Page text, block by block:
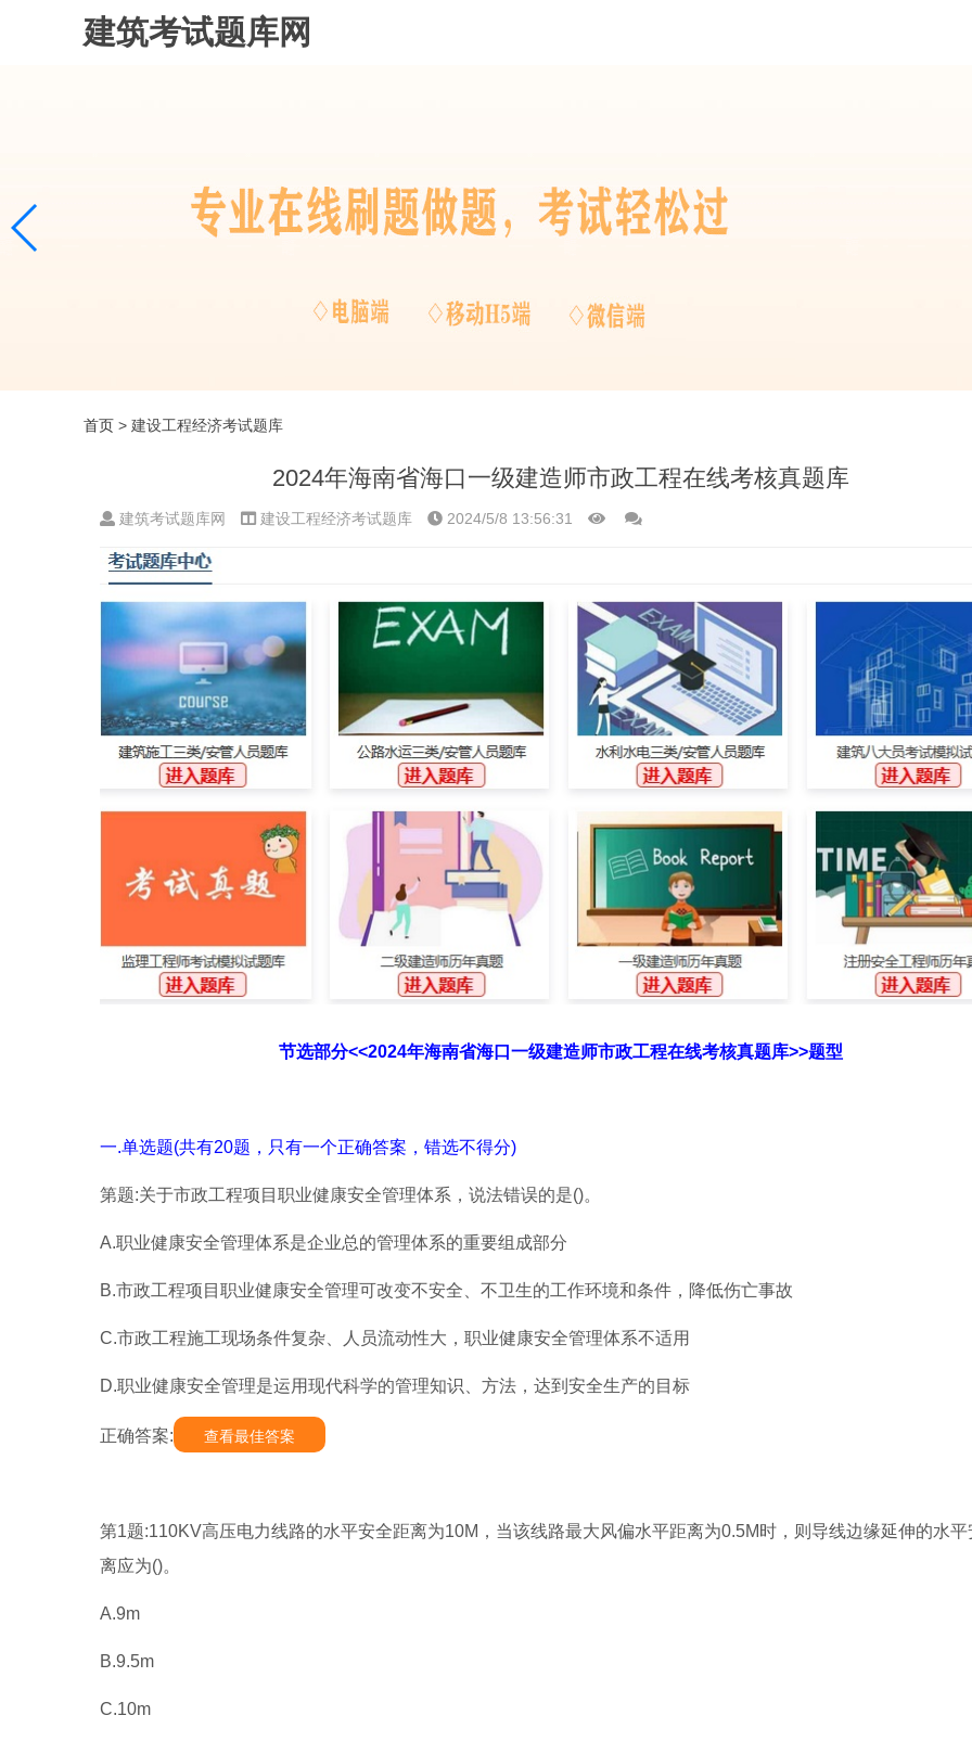
建筑考试题库网
首页 > 建设工程经济考试题库
2024年海南省海口一级建造师市政工程在线考核真题库
建筑考试题库网 建设工程经济考试题库 2024/5/8 13:56:31
节选部分<<2024年海南省海口一级建造师市政工程在线考核真题库>>题型
一.单选题(共有20题，只有一个正确答案，错选不得分)
第题:关于市政工程项目职业健康安全管理体系，说法错误的是()。
A.职业健康安全管理体系是企业总的管理体系的重要组成部分
B.市政工程项目职业健康安全管理可改变不安全、不卫生的工作环境和条件，降低伤亡事故
C.市政工程施工现场条件复杂、人员流动性大，职业健康安全管理体系不适用
D.职业健康安全管理是运用现代科学的管理知识、方法，达到安全生产的目标
正确答案: 查看最佳答案
第1题:110KV高压电力线路的水平安全距离为10M，当该线路最大风偏水平距离为0.5M时，则导线边缘延伸的水平
离应为()。
A.9m
B.9.5m
C.10m